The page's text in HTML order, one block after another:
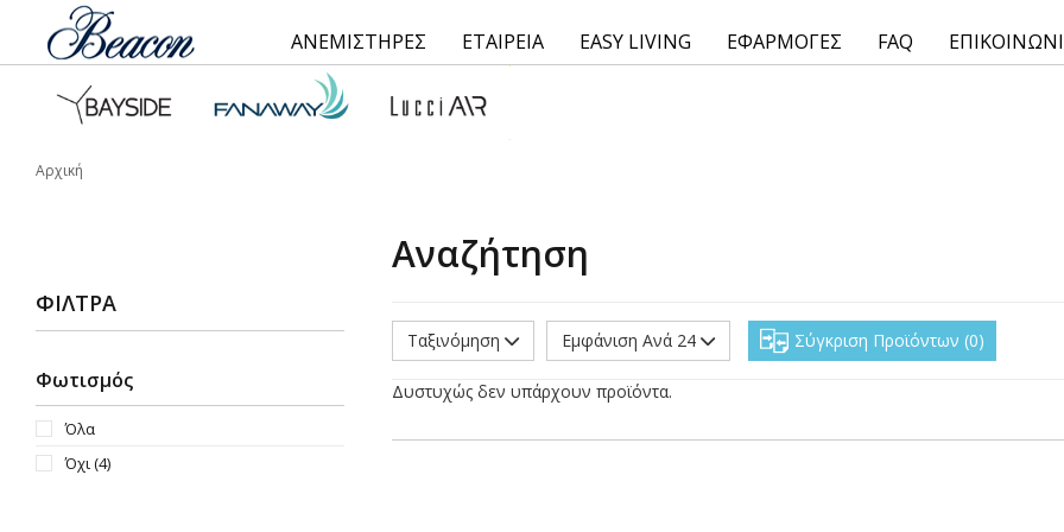
ΑΝΕΜΙΣΤΗΡΕΣ ΕΤΑΙΡΕΙΑ EASY LIVING ΕΦΑΡΜΟΓΕΣ FAQ
Αρχική
ΦΊΛΤΡΑ
Φωτισμός
Όλα
Όχι (4)
Αναζήτηση
Ταξινόμηση Εμφάνιση Ανά 24 Σύγκριση Προϊόντων 0
Δυστυχώς δεν υπάρχουν προϊόντα.